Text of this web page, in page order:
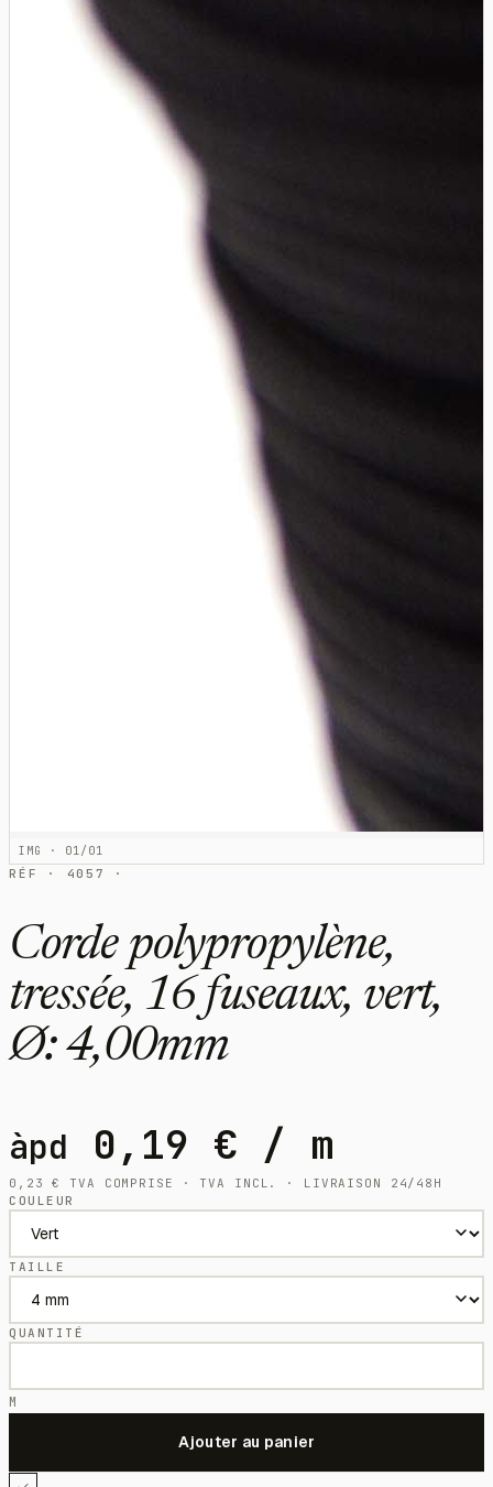
IMG · 01/01
RÉF · 4057 ·
Corde polypropylène,
tressée, 16 fuseaux, vert,
Ø: 4,00mm
àpd 0,19 € / m
0,23€
TVA COMPRISE · TVA INCL. · LIVRAISON 24/48H
COULEUR
TAILLE
QUANTITÉ
M